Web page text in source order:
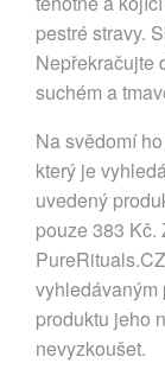
pestré stravy.
Nepřekračujte
suchém a
Na svědomí
který je
uvedený
pouze 383 Kč.
vyhledávaným
produktu jeho
nevyzkoušet.